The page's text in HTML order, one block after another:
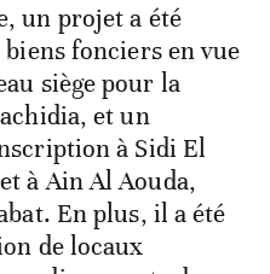
un projet a été
fonciers en vue
siège pour la
et un
à Sidi El
à Ain Al Aouda,
En plus, il a été
de locaux